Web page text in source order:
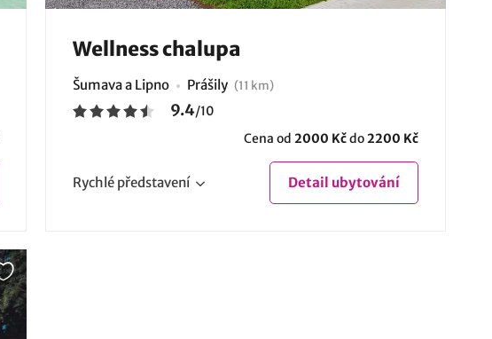
Wellness chalupa
Šumava a Lipno Prášily (11 km)
9.4/10
Cena od 2000 Kčdo2200 Kč
Rychlé představení Detail ubytování